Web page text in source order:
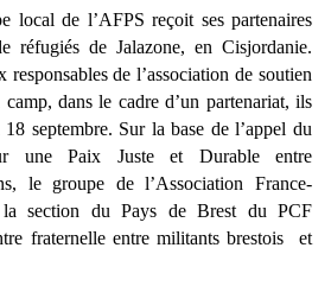
local de l’AFPS reçoit ses partenaires
réfugiés de Jalazone, en Cisjordanie.
responsables de l’association de soutien
camp, dans le cadre d’un partenariat, ils
septembre. Sur la base de l’appel du
une Paix Juste et Durable entre
le groupe de l’Association France-
la section du Pays de Brest du PCF
fraternelle entre militants brestois et